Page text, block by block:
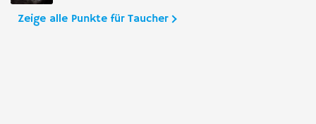
Zeige alle Punkte für Taucher